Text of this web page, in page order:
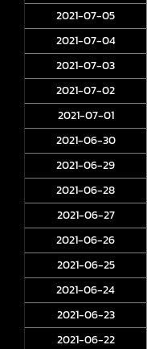
2021-07-05
2021-07-04
2021-07-03
2021-07-02
2021-07-01
2021-06-30
2021-06-29
2021-06-28
2021-06-27
2021-06-26
2021-06-25
2021-06-24
2021-06-23
2021-06-22